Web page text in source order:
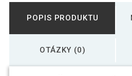
POPIS PRODUKTU
OTÁZKY (0)